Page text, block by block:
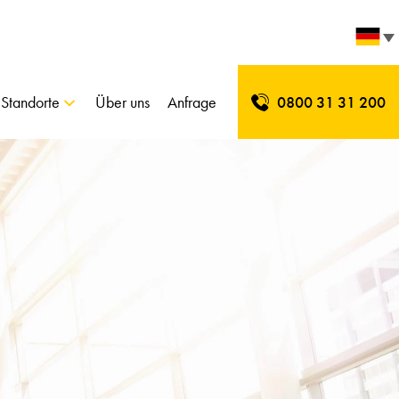
Standorte Über uns Anfrage 0800 31 31 200